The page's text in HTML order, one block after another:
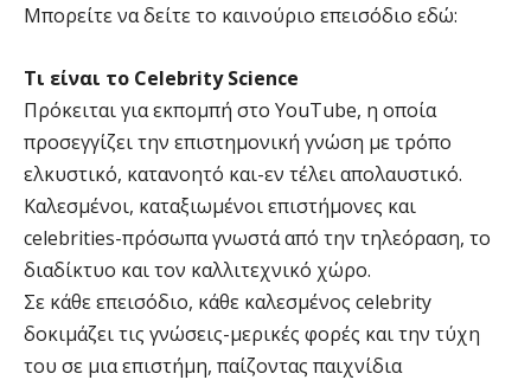
Μπορείτε να δείτε το καινούριο επεισόδιο εδώ:
Τι είναι το Celebrity Science
Πρόκειται για εκπομπή στο YouTube, η οποία
προσεγγίζει την επιστημονική γνώση με τρόπο
ελκυστικό, κατανοητό και-εν τέλει απολαυστικό.
Καλεσμένοι, καταξιωμένοι επιστήμονες και
celebrities-πρόσωπα γνωστά από την τηλεόραση, το
διαδίκτυο και τον καλλιτεχνικό χώρο.
Σε κάθε επεισόδιο, κάθε καλεσμένος celebrity
δοκιμάζει τις γνώσεις-μερικές φορές και την τύχη
του σε μια επιστήμη, παίζοντας παιχνίδια